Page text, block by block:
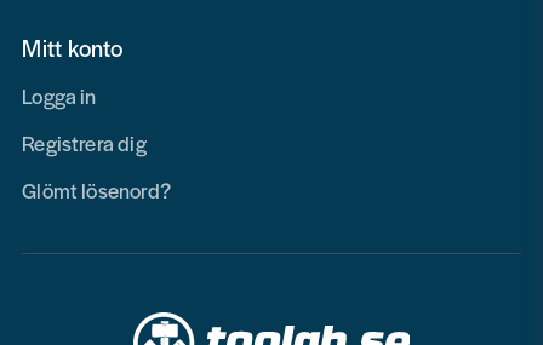
Mitt konto
Logga in
Registrera dig
Glömt lösenord?